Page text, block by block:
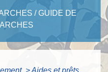
/GUIDE DE